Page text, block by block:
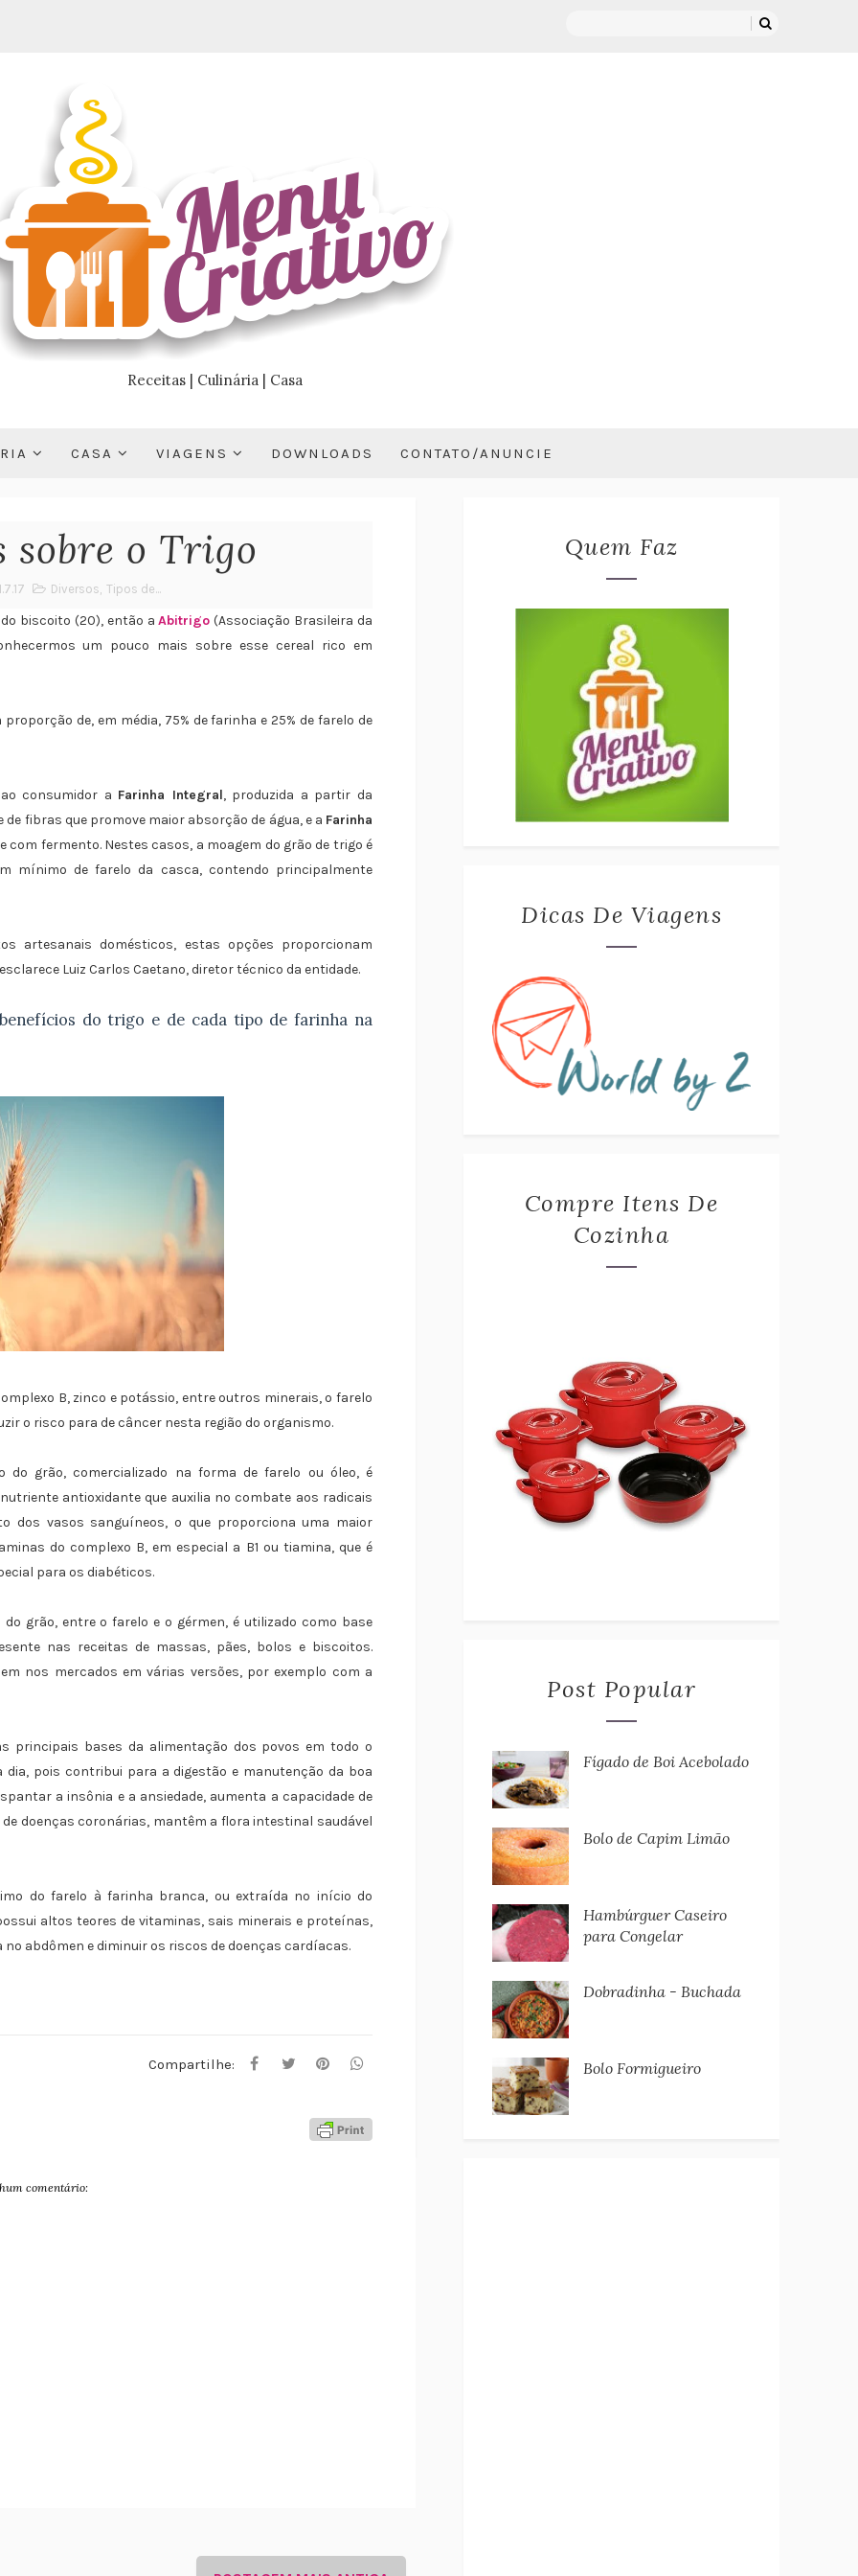
Receitas | Culinária | Casa
CASA VIAGENS DOWNLOADS CONTATO/ANUNCIE
sobre o Trigo
Diversos Tipos de...
do biscoito (20), então aAbitrigo (Associação Brasileira da
um pouco mais sobre esse cereal rico em
de, em média, 75% de farinha e 25% de farelo de
consumidor a Farinha Integral, produzida a partir da
fibras que promove maior absorção de água, e a Farinha
fermento. Nestes casos, a moagem do grão de trigo é
mínimo de farelo da casca, contendo principalmente
artesanais domésticos, estas opções proporcionam
Luiz Carlos Caetano, diretor técnico da entidade.
do trigo e de cada tipo de farinha na
B, zinco e potássio, entre outros minerais, o farelo
o risco para de câncer nesta região do organismo.
grão, comercializado na forma de farelo ou óleo, é
antioxidante que auxilia no combate aos radicais
dos vasos sanguíneos, o que proporciona uma maior
do complexo B, em especial a B1 ou tiamina, que é
para os diabéticos.
grão, entre o farelo e o gérmen, é utilizado como base
nas receitas de massas, pães, bolos e biscoitos.
nos mercados em várias versões, por exemplo com a
principais bases da alimentação dos povos em todo o
pois contribui para a digestão e manutenção da boa
a insônia e a ansiedade, aumenta a capacidade de
doenças coronárias, mantêm a flora intestinal saudável
do farelo à farinha branca, ou extraída no início do
altos teores de vitaminas, sais minerais e proteínas,
abdômen e diminuir os riscos de doenças cardíacas.
Compartilhe:
comentário:
Quem Faz
Dicas De Viagens
Compre Itens De
Cozinha
Post Popular
Fígado de Boi Acebolado
Bolo de Capim Limão
Hambúrguer Caseiro
para Congelar
Dobradinha - Buchada
Bolo Formigueiro